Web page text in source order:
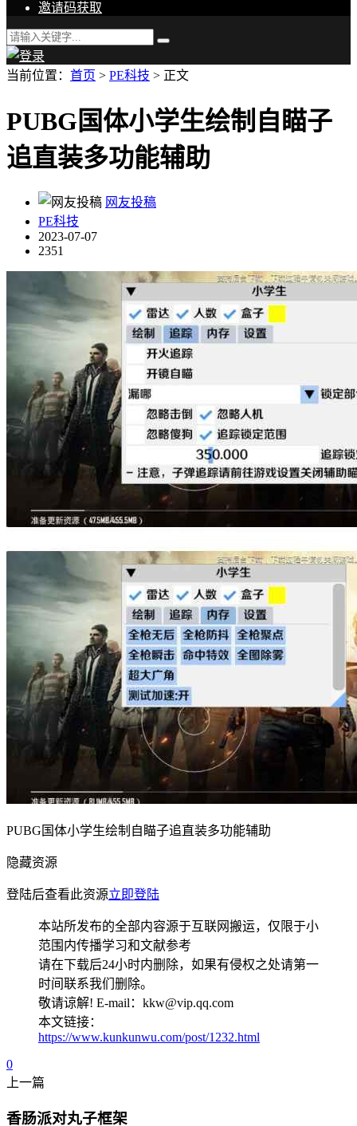
邀请码获取
当前位置： 首页 > PE科技 > 正文
PUBG国体小学生绘制自瞄子
追直装多功能辅助
网友投稿
PE科技
2023-07-07
2351
PUBG国体小学生绘制自瞄子追直装多功能辅助
隐藏资源
登陆后查看此资源立即登陆
本站所发布的全部内容源于互联网搬运，仅限于小
范围内传播学习和文献参考
请在下载后24小时内删除，如果有侵权之处请第一
时间联系我们删除。
敬请谅解! E-mail：kkw@vip.qq.com
本文链接：
https://www.kunkunwu.com/post/1232.html
0
上一篇
香肠派对丸子框架